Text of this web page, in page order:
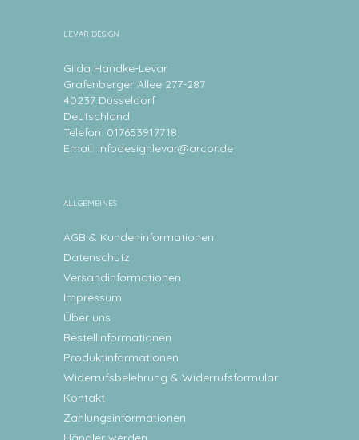
LEVAR DESIGN
Gilda Handke-Levar
Grafenberger Allee 277-287
40237 Düsseldorf
Deutschland
Telefon: 017653917718
Email: infodesignlevar@arcor.de
ALLGEMEINES
AGB & Kundeninformationen
Datenschutz
Versandinformationen
Impressum
Über uns
Bestellinformationen
Produktinformationen
Widerrufsbelehrung & Widerrufsformular
Kontakt
Zahlungsinformationen